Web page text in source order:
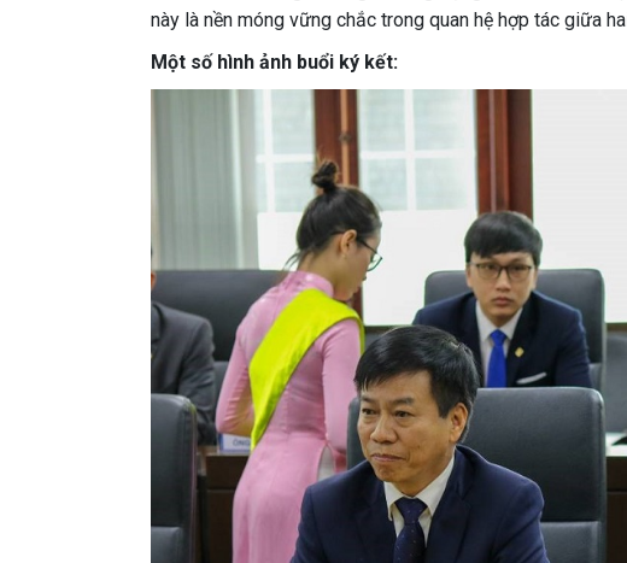
này là nền móng vững chắc trong quan hệ hợp tác giữa
Một số hình ảnh buổi ký kết: